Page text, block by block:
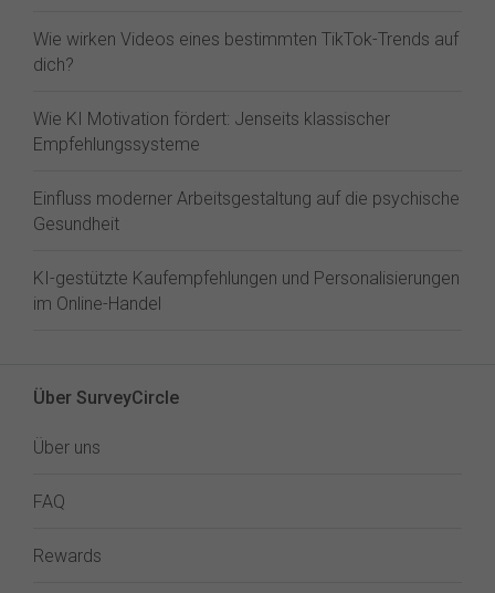
Wie wirken Videos eines bestimmten TikTok-Trends auf
dich?
Wie KI Motivation fördert: Jenseits klassischer
Empfehlungssysteme
Einfluss moderner Arbeitsgestaltung auf die psychische
Gesundheit
KI-gestützte Kaufempfehlungen und Personalisierungen
im Online-Handel
Über SurveyCircle
Über uns
FAQ
Rewards